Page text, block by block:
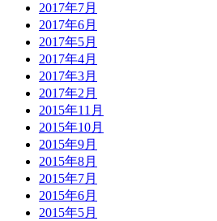
2017年7月
2017年6月
2017年5月
2017年4月
2017年3月
2017年2月
2015年11月
2015年10月
2015年9月
2015年8月
2015年7月
2015年6月
2015年5月